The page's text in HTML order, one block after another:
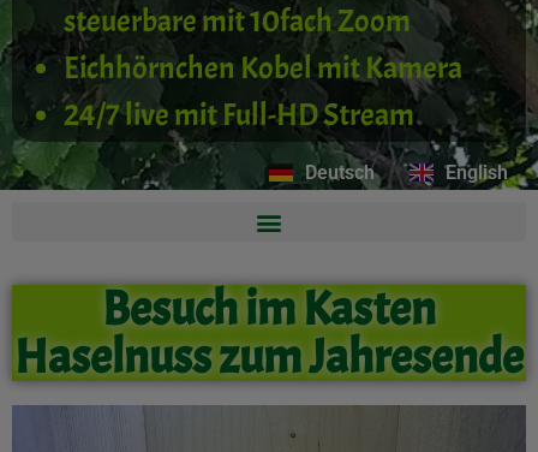
steuerbare mit 10fach Zoom
Eichhörnchen Kobel mit Kamera
24/7 live mit Full-HD Stream
Deutsch English
Besuch im Kasten
Haselnuss zum Jahresende